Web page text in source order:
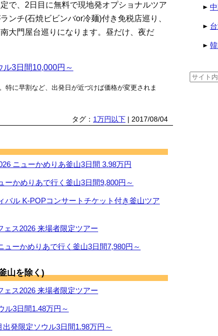
で、2日目に無料で現地発オプショナルツア
ンチ(石焼ビビンバor冷麺)付き免税店巡り、
大門屋台巡りになります。昼だけ、夜だ
ル3日間10,000円～
に早割など、出発日が近づけば価格が変更されま
タグ： 1万円以下 | 2017/08/04
ニューかめりあ釜山3日間 3.98万円
ーかめりあで行く釜山3日間9,800円～
バル K-POPコンサートチケット付き釜山ツア
ェス2026 来場者限定ツアー
ューかめりあで行く釜山3日間7,980円～
山を除く)
ェス2026 来場者限定ツアー
ル3日間1.48万円～
出発限定ソウル3日間1.98万円～
検
索: